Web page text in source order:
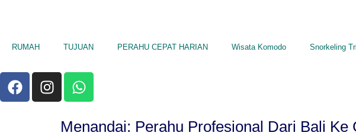
RUMAH TUJUAN PERAHU CEPAT HARIAN Wisata Komodo Snorkeling
Menandai: Perahu Profesional Dari Bali Ke